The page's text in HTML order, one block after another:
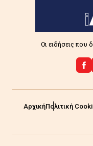
Οι ειδήσεις που
ΑρχικήΠολιτική